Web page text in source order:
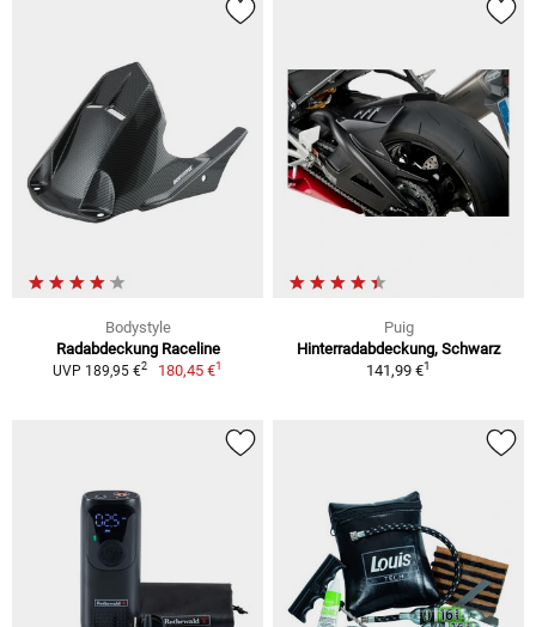
Bodystyle
Radabdeckung Raceline
UVP 189,95 €2 180,45 €1
Puig
Hinterradabdeckung, Schwarz
141,99 €1